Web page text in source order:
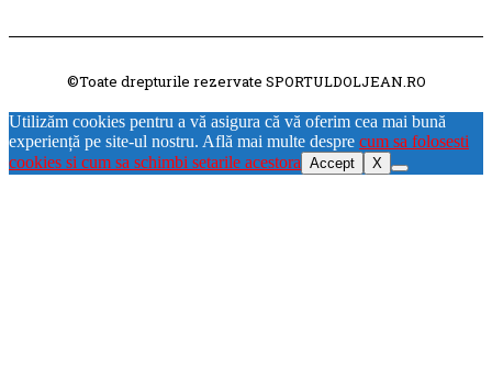
©Toate drepturile rezervate SPORTULDOLJEAN.RO
Utilizăm cookies pentru a vă asigura că vă oferim cea mai bună
experiență pe site-ul nostru. Află mai multe despre cum sa folosesti
cookies si cum sa schimbi setarile acestora Accept X